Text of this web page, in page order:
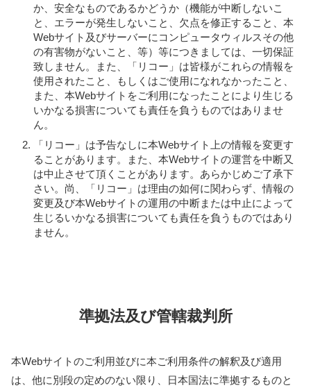
か、安全なものであるかどうか（機能が中断しないこ
と、エラーが発生しないこと、欠点を修正すること、本
Webサイト及びサーバーにコンピュータウィルスその他
の有害物がないこと、等）等につきましては、一切保証
致しません。また、「リコー」は皆様がこれらの情報を
使用されたこと、もしくはご使用になれなかったこと、
また、本Webサイトをご利用になったことにより生じる
いかなる損害についても責任を負うものではありませ
ん。
「リコー」は予告なしに本Webサイト上の情報を変更す
ることがあります。また、本Webサイトの運営を中断又
は中止させて頂くことがあります。あらかじめご了承下
さい。尚、「リコー」は理由の如何に関わらず、情報の
変更及び本Webサイトの運用の中断または中止によって
生じるいかなる損害についても責任を負うものではあり
ません。
準拠法及び管轄裁判所
本Webサイトのご利用並びに本ご利用条件の解釈及び適用
は、他に別段の定めのない限り、日本国法に準拠するものと